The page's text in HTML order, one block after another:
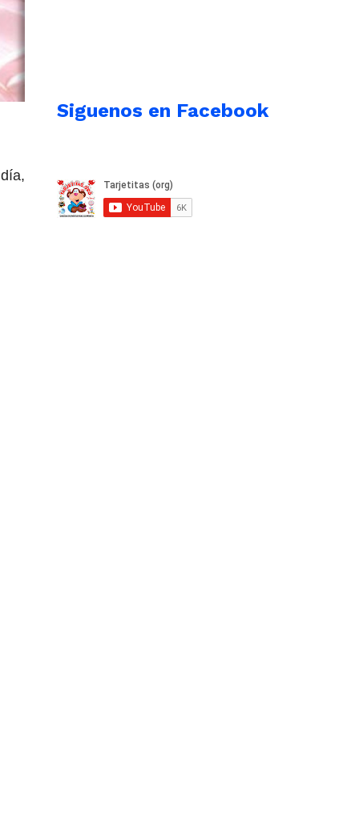
Siguenos en Facebook